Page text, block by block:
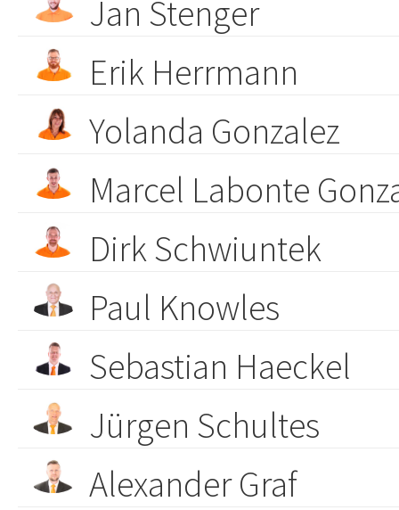
Jan Stenger
Erik Herrmann
Yolanda Gonzalez
Marcel Labonte
Dirk Schwiuntek
Paul Knowles
Sebastian Haeckel
Jürgen Schultes
Alexander Graf